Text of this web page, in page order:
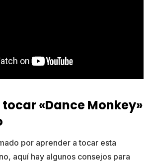
«Dance Monkey»
por aprender a tocar esta
aquí hay algunos consejos para